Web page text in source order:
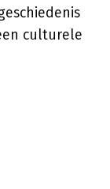
culturele